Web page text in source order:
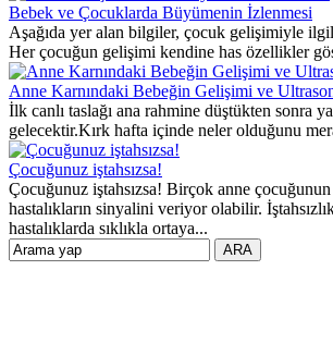
Bebek ve Çocuklarda Büyümenin İzlenmesi
Aşağıda yer alan bilgiler, çocuk gelişimiyle
Her çocuğun gelişimi kendine has özellikler
Anne Karnındaki Bebeğin Gelişimi ve
İlk canlı taslağı ana rahmine düştükten sonra
gelecektir.Kırk hafta içinde neler olduğunu
Çocuğunuz iştahsızsa!
Çocuğunuz iştahsızsa! Birçok anne
hastalıkların sinyalini veriyor olabilir.
hastalıklarda sıklıkla ortaya...